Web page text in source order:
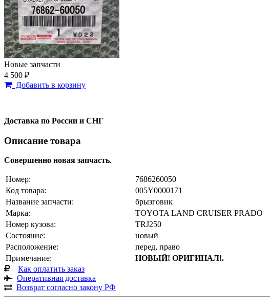
Новые запчасти
4 500 ₽
Добавить в корзину
Доставка по России и СНГ
Описание товара
Совершенно новая запчасть.
Номер:
7686260050
Код товара:
005Y0000171
Название запчасти:
брызговик
Марка:
TOYOTA LAND CRUISER PRADO
Номер кузова:
TRJ250
Состояние:
новый
Расположение:
перед, право
Примечание:
НОВЫЙ! ОРИГИНАЛ!.
Как оплатить заказ
Оперативная доставка
Возврат согласно закону РФ